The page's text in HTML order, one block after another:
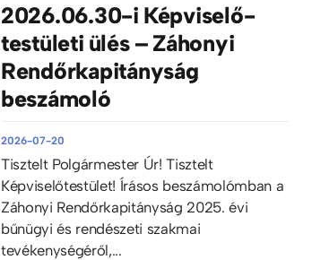
2026.06.30-i Képviselő-
testületi ülés – Záhonyi
Rendőrkapitányság
beszámoló
2026-07-20
Tisztelt Polgármester Úr! Tisztelt
Képviselőtestület! Írásos beszámolómban a
Záhonyi Rendőrkapitányság 2025. évi
bűnügyi és rendészeti szakmai
tevékenységéről,...